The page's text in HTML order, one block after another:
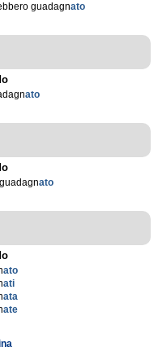
guadagnato
ato
ato
ato
ati
ata
ate